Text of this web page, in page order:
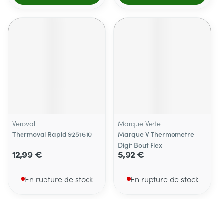
Veroval
Thermoval Rapid 9251610
12,99 €
En rupture de stock
Marque Verte
Marque V Thermometre
Digit Bout Flex
5,92 €
En rupture de stock